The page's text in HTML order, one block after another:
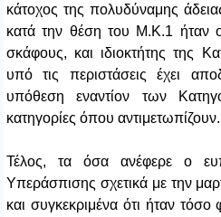
κάτοχος της πολυδύναμης
κατά την θέση του Μ.Κ.1 ήταν ο
σκάφους, και ιδιοκτήτης της
υπό τις περιστάσεις έχει
υπόθεση εναντίον των
κατηγορίες όπου αντιμετωπίζουν.
Τέλος, τα όσα ανέφερε ο
Υπεράσπισης σχετικά με την
και συγκεκριμένα ότι ήταν